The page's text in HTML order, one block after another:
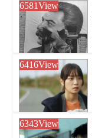
6581View
6416View
6343View